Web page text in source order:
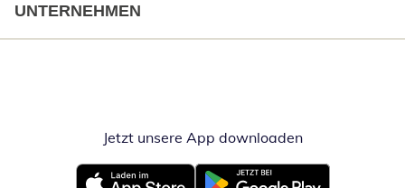
UNTERNEHMEN
Jetzt unsere App downloadenÖffnet in